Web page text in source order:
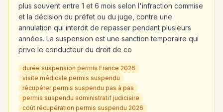
plus souvent entre 1 et 6 mois selon l'infraction commise
et la décision du préfet ou du juge, contre une
annulation qui interdit de repasser pendant plusieurs
années. La suspension est une sanction temporaire qui
prive le conducteur du droit de co
durée suspension permis France 2026
visite médicale permis suspendu
récupérer permis suspendu pas à pas
permis suspendu administratif judiciaire
coût récupération permis suspendu 2026